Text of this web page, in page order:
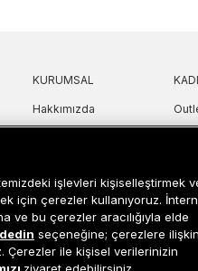
KURUMSAL
Hakkımızda
Mağazalarımız
Çerez Ayarları
işlevleri kişiselleştirmek
için çerezler kullanıyoruz.
ve bu çerezler aracılığıyla elde
seçeneğine; çerezlere ilişkin
Çerezler ile kişisel verilerinizin